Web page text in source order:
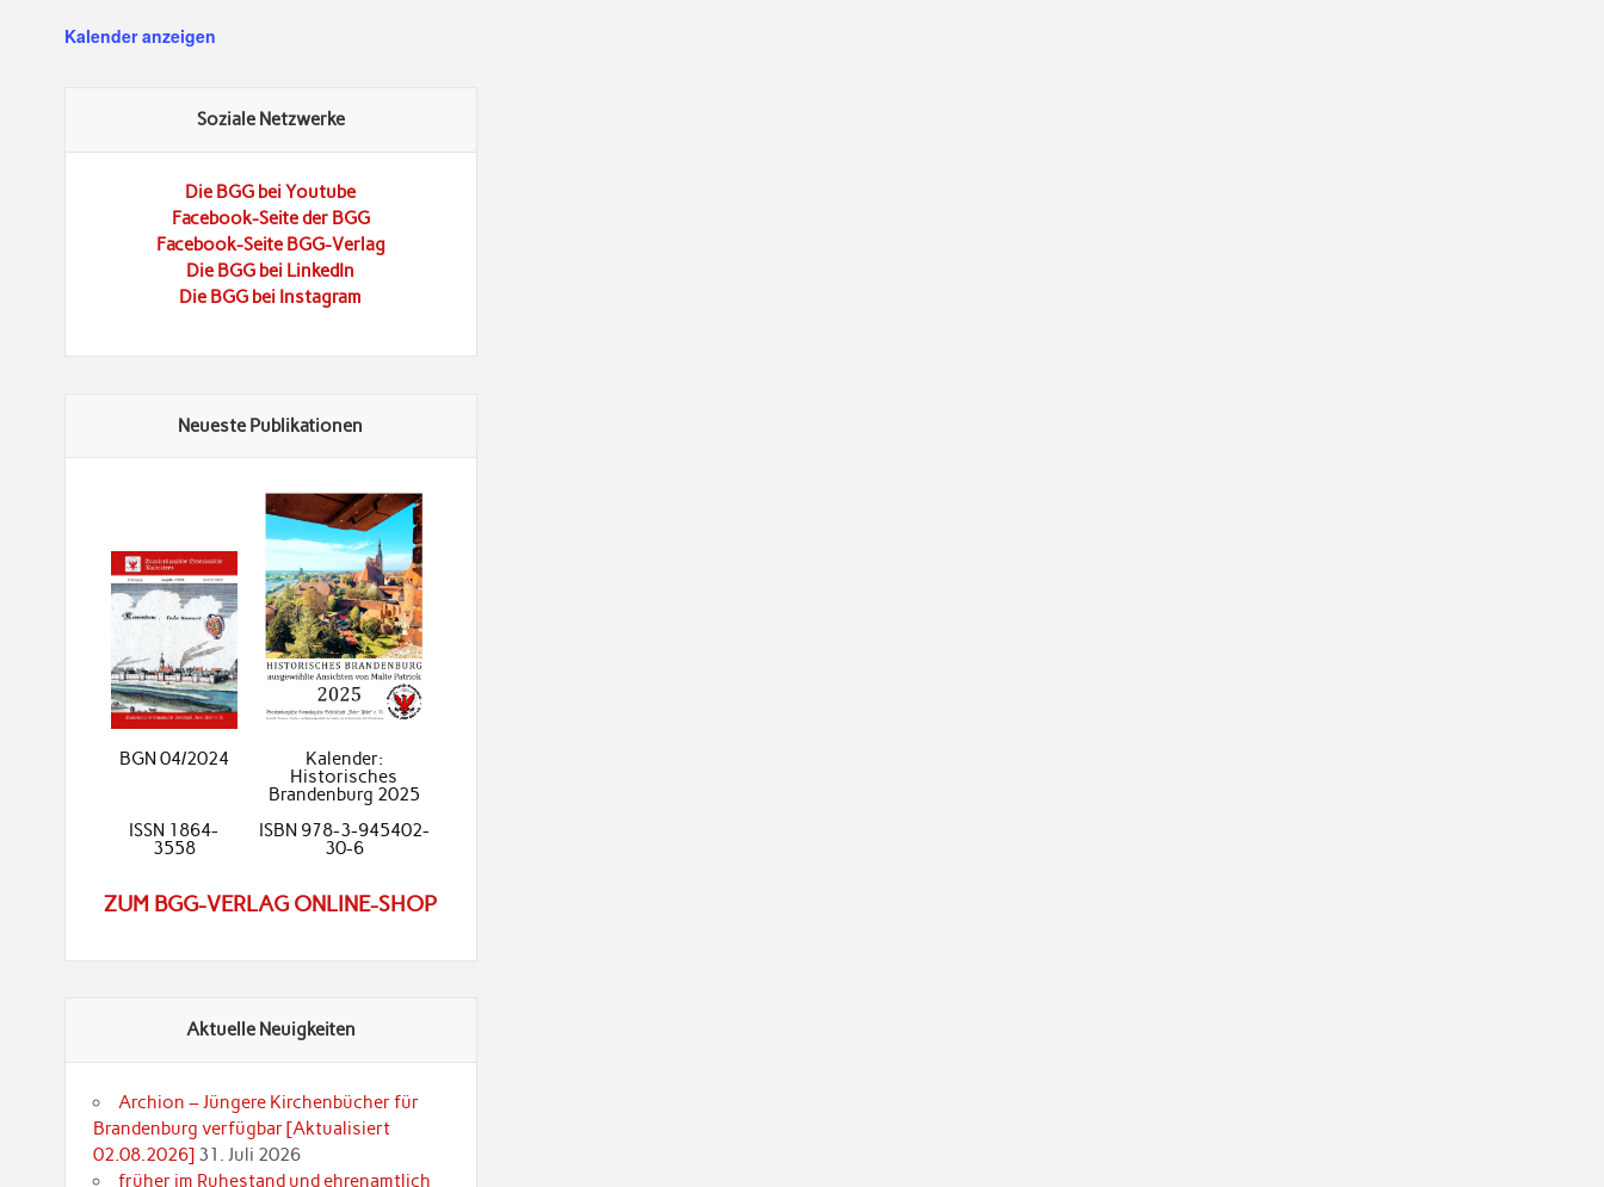
Kalender anzeigen
Soziale Netzwerke
Die BGG bei Youtube
Facebook-Seite der BGG
Facebook-Seite BGG-Verlag
Die BGG bei LinkedIn
Die BGG bei Instagram
Neueste Publikationen
BGN 04/2024
Kalender:
Historisches
Brandenburg 2025
ISSN 1864-
3558
ISBN 978-3-945402-
30-6
ZUM BGG-VERLAG ONLINE-SHOP
Aktuelle Neuigkeiten
Archion – Jüngere Kirchenbücher für
Brandenburg verfügbar [Aktualisiert
02.08.2026] 31. Juli 2026
früher im Ruhestand und ehrenamtlich